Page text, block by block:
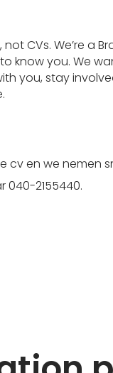
not CVs. We’re
know you. We
you, stay
cv en we nemen
040-2155440.